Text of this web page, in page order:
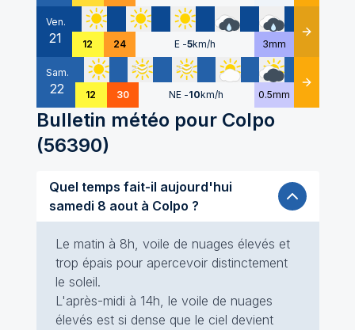
Ven.
21 12 24 E -5km/h 3mm Détails
Sam.
22 12 30 NE -10km/h 0.5mm Détails
Bulletin météo pour Colpo
(56390)
Quel temps fait-il aujourd'hui
samedi 8 aout à Colpo ?
Le matin à 8h, voile de nuages élevés et
trop épais pour apercevoir distinctement
le soleil.
L'après-midi à 14h, le voile de nuages
élevés est si dense que le ciel devient